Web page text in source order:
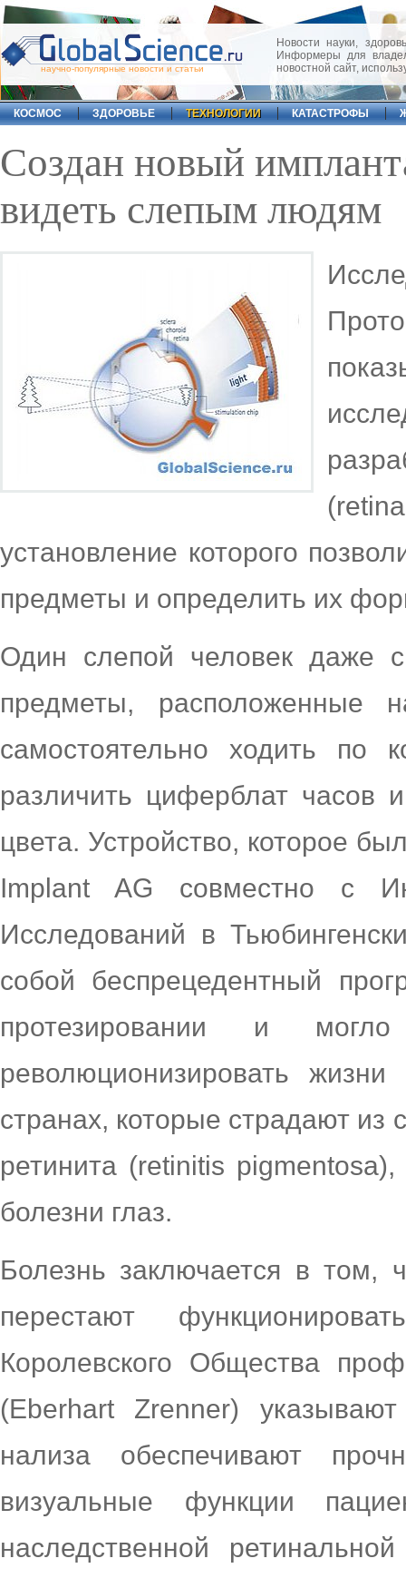
научно-популярные новости и статьи
Новости науки,
Информеры для
новостной сайт,
КОСМОС ЗДОРОВЬЕ ТЕХНОЛОГИИ КАТАСТРОФЫ
Создан новый
видеть слепым людям
установление которого
предметы и определить их
Один слепой человек даже
предметы,
самостоятельно ходить по
различить циферблат часов
цвета. Устройство, которое
Implant AG совместно с
Исследований в
собой беспрецедентный
протезировании и
революционизировать
странах, которые страдают из
ретинита (retinitis
болезни глаз.
Болезнь заключается в том,
перестают
Королевского Общества
(Eberhart Zrenner)
нализа обеспечивают
визуальные функции
наследственной